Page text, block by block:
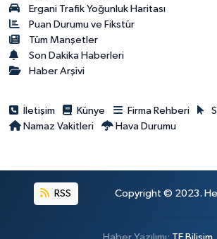
Ergani Trafik Yoğunluk Haritası
Puan Durumu ve Fikstür
Tüm Manşetler
Son Dakika Haberleri
Haber Arşivi
İletişim Künye Firma Rehberi
Namaz Vakitleri
Hava Durumu
RSS Copyright © 2023. Her